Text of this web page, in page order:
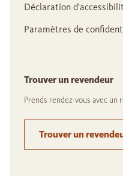
Déclaration
Paramètres de
Trouver un revendeur
Prends rendez-vous avec
Trouver un